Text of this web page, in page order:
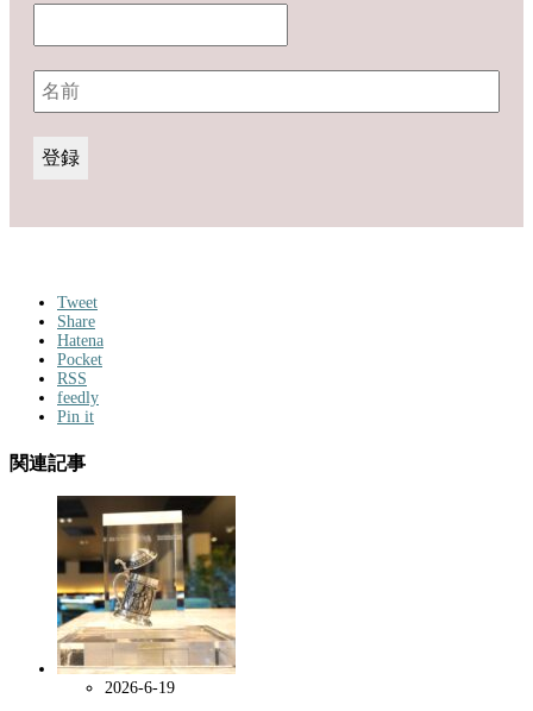
Tweet
Share
Hatena
Pocket
RSS
feedly
Pin it
関連記事
2026-6-19